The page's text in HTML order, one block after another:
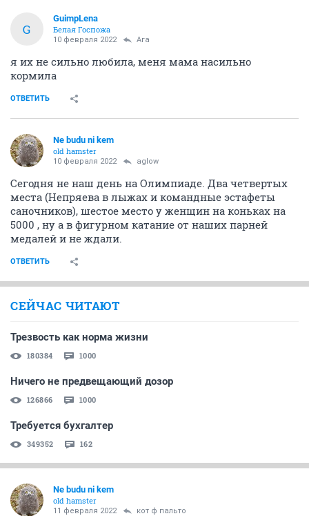
G
GuimpLena
Белая Госпожа
10 февраля 2022 Ага
я их не сильно любила, меня мама насильно
кормила
ОТВЕТИТЬ
Ne budu ni kem
old hamster
10 февраля 2022 aglow
Сегодня не наш день на Олимпиаде. Два четвертых
места (Непряева в лыжах и командные эстафеты
саночников), шестое место у женщин на коньках на
5000 , ну а в фигурном катание от наших парней
медалей и не ждали.
ОТВЕТИТЬ
СЕЙЧАС ЧИТАЮТ
Трезвость как норма жизни
180384 1000
Ничего не предвещающий дозор
126866 1000
Требуется бухгалтер
349352 162
Ne budu ni kem
old hamster
11 февраля 2022 кот ф пальто